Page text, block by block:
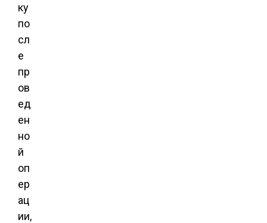
ку
по
сл
е
пр
ов
ед
ен
но
й
оп
ер
ац
ии,